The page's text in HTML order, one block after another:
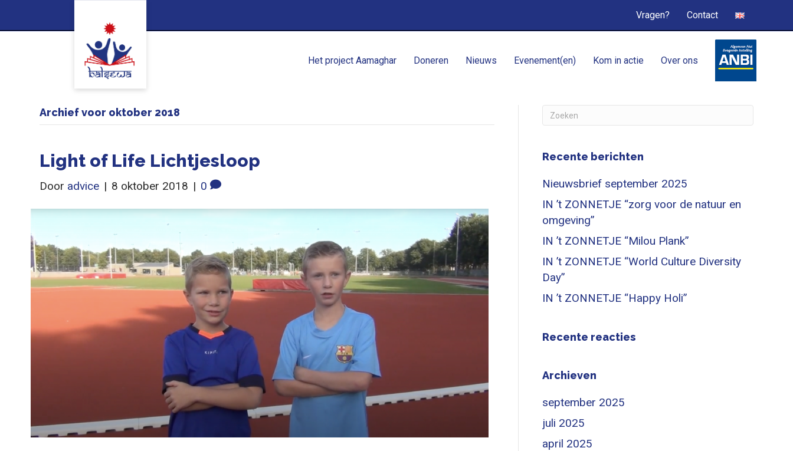
Vragen? Contact
Het project Aamaghar Doneren Nieuws Evenement(en) Kom in actie Over ons
Archief voor oktober 2018
Light of Life Lichtjesloop
Door advice | 8 oktober 2018 | 0
Recente berichten
Nieuwsbrief september 2025
IN ’t ZONNETJE “zorg voor de natuur en
omgeving”
IN ’t ZONNETJE “Milou Plank”
IN ’t ZONNETJE “World Culture Diversity
Day”
IN ’t ZONNETJE “Happy Holi”
Recente reacties
Archieven
september 2025
juli 2025
april 2025